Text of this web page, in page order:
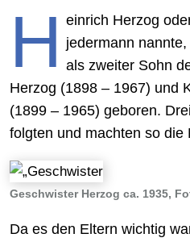
H einrich Herzog
jedermann
als zweiter Sohn
Herzog (1898 – 1967) und
(1899 – 1965) geboren.
folgten und machten so die
Geschwister Herzog ca. 1935,
Da es den Eltern wichtig